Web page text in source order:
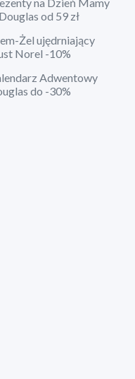
od 59 zł
Żel ujędrniający
Norel -10%
Adwentowy
do -30%